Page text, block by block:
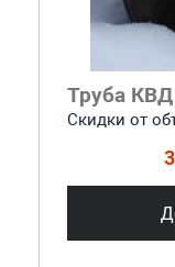
Труба
Скидки от